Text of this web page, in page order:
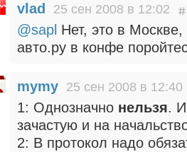
vlad 25 сен 2008 в 12:02
@sapl Нет, это в
авто.ру в конфе
mymy 25 сен 2008 в 12:40
1: Однозначно нельзя.
зачастую и на
2: В протокол надо